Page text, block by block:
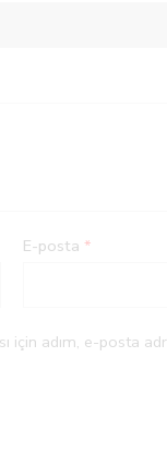
E-posta *
için adım, e-posta